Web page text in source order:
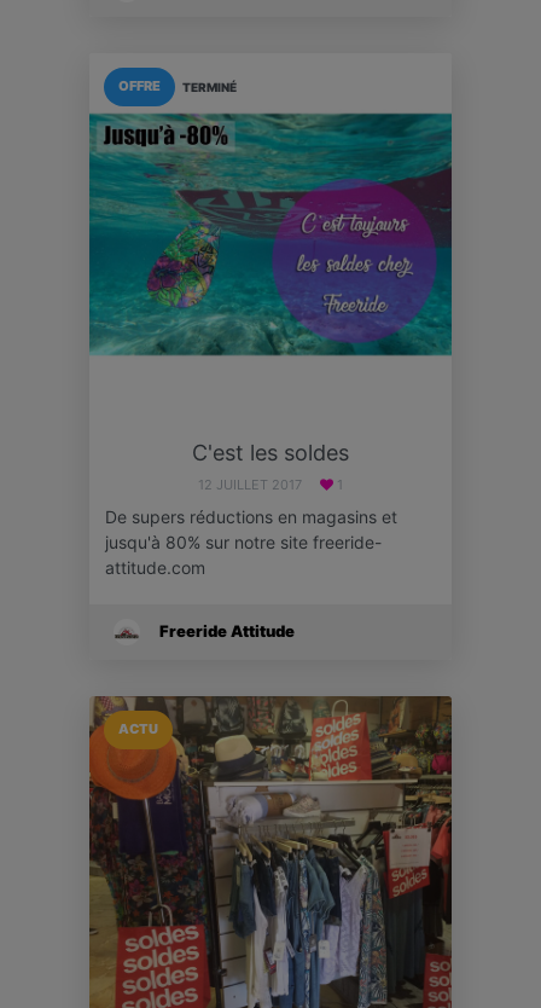
TERMINÉ
OFFRE
C'est les soldes
12 JUILLET 2017 1
De supers réductions en magasins et
jusqu'à 80% sur notre site freeride-
attitude.com
Freeride Attitude
ACTU